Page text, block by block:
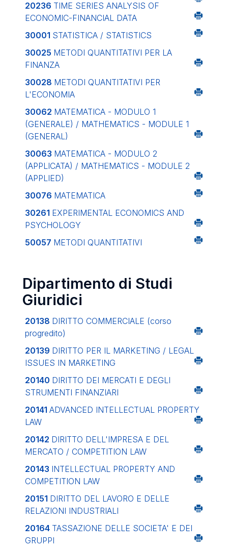
20236 TIME SERIES ANALYSIS OF
ECONOMIC-FINANCIAL DATA
30001 STATISTICA / STATISTICS
30025 METODI QUANTITATIVI PER LA
FINANZA
30028 METODI QUANTITATIVI PER
L'ECONOMIA
30062 MATEMATICA - MODULO 1
(GENERALE) / MATHEMATICS - MODULE 1
(GENERAL)
30063 MATEMATICA - MODULO 2
(APPLICATA) / MATHEMATICS - MODULE 2
(APPLIED)
30076 MATEMATICA
30261 EXPERIMENTAL ECONOMICS AND
PSYCHOLOGY
50057 METODI QUANTITATIVI
Dipartimento di Studi
Giuridici
20138 DIRITTO COMMERCIALE (corso
progredito)
20139 DIRITTO PER IL MARKETING / LEGAL
ISSUES IN MARKETING
20140 DIRITTO DEI MERCATI E DEGLI
STRUMENTI FINANZIARI
20141 ADVANCED INTELLECTUAL PROPERTY
LAW
20142 DIRITTO DELL'IMPRESA E DEL
MERCATO / COMPETITION LAW
20143 INTELLECTUAL PROPERTY AND
COMPETITION LAW
20151 DIRITTO DEL LAVORO E DELLE
RELAZIONI INDUSTRIALI
20164 TASSAZIONE DELLE SOCIETA' E DEI
GRUPPI